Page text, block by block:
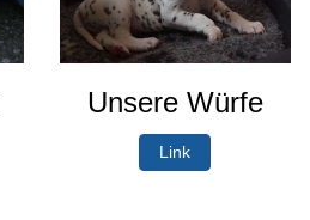
Unsere Würfe
Link